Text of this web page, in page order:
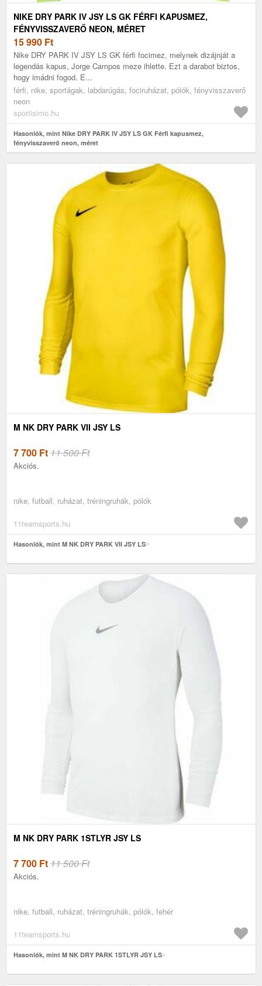
NIKE DRY PARK IV JSY LS GK FÉRFI KAPUSMEZ,
FÉNYVISSZAVERŐ NEON, MÉRET
15 990 Ft
Nike DRY PARK IV JSY LS GK férfi focimez, melynek dizájnját a
legendás kapus, Jorge Campos meze ihlette. Ezt a darabot biztos,
hogy imádni fogod. E...
férfi, nike, sportágak, labdarúgás, fociruházat, pólók, fényvisszaverő
neon
sportisimo.hu
Hasonlók, mint Nike DRY PARK IV JSY LS GK Férfi kapusmez,
fényvisszaverő neon, méret
M NK DRY PARK VII JSY LS
7 700 Ft11 500 Ft
Akciós.
nike, futball, ruházat, tréningruhák, pólók
11teamsports.hu
Hasonlók, mint M NK DRY PARK VII JSY LS
M NK DRY PARK 1STLYR JSY LS
7 700 Ft11 500 Ft
Akciós.
nike, futball, ruházat, tréningruhák, pólók, fehér
11teamsports.hu
Hasonlók, mint M NK DRY PARK 1STLYR JSY LS